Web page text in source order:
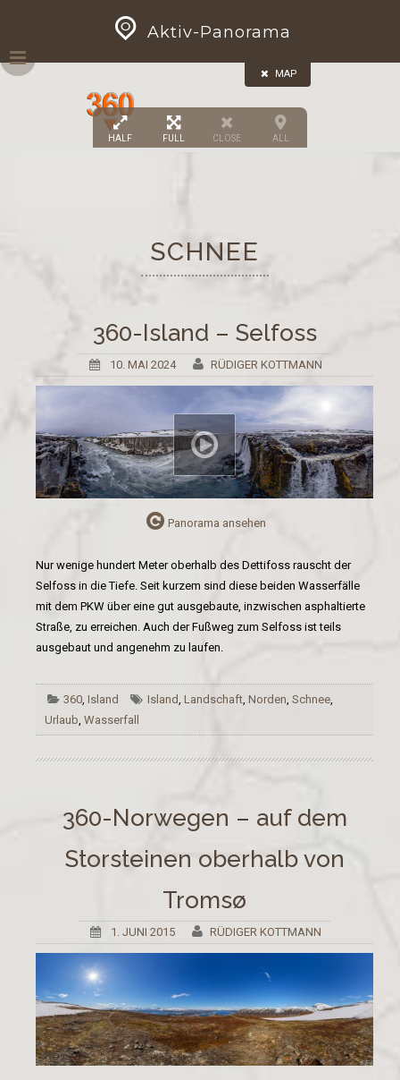
content
Aktiv-Panorama
MAP
HALF FULL CLOSE ALL
SCHNEE
360-Island – Selfoss
10. MAI 2024 RÜDIGER KOTTMANN
Panorama ansehen
Nur wenige hundert Meter oberhalb des Dettifoss rauscht der
Selfoss in die Tiefe. Seit kurzem sind diese beiden Wasserfälle
mit dem PKW über eine gut ausgebaute, inzwischen asphaltierte
Straße, zu erreichen. Auch der Fußweg zum Selfoss ist teils
ausgebaut und angenehm zu laufen.
360,Island Island, Landschaft, Norden, Schnee,
Urlaub, Wasserfall
360-Norwegen – auf dem
Storsteinen oberhalb von
Tromsø
1. JUNI 2015 RÜDIGER KOTTMANN